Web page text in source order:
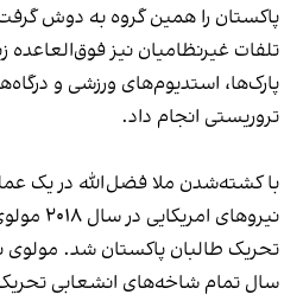
پاکستان را همین گروه به دوش
تلفات غیرنظامیان نیز فوق‌العاعده‌
پارک‌ها، استدیوم‌های ورزشی و
تروریستی انجام داد.
با کشته‌شدن ملا فضل‌الله در یک
نیروهای
تحریک طالبان پاکستان شد.
سال تمام شاخه‌های انشعابی